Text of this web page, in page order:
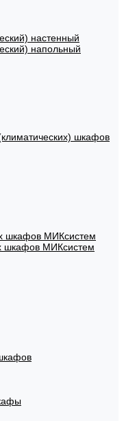
настенный
напольный
шкафов
шкафов МИКсистем
шкафов МИКсистем